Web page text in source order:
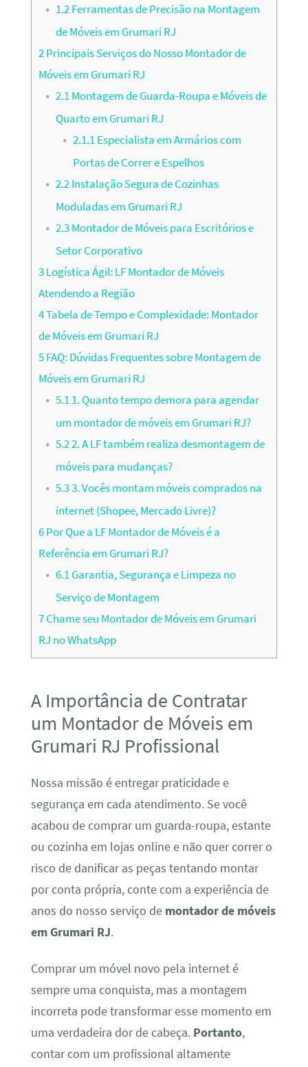
1.2Ferramentas de Precisão na Montagem
de Móveis em Grumari RJ
2Principais Serviços do Nosso Montador de
Móveis em Grumari RJ
2.1Montagem de Guarda-Roupa e Móveis de
Quarto em Grumari RJ
2.1.1Especialista em Armários com
Portas de Correr e Espelhos
2.2Instalação Segura de Cozinhas
Moduladas em Grumari RJ
2.3Montador de Móveis para Escritórios e
Setor Corporativo
3Logística Ágil: LF Montador de Móveis
Atendendo a Região
4Tabela de Tempo e Complexidade: Montador
de Móveis em Grumari RJ
5FAQ: Dúvidas Frequentes sobre Montagem de
Móveis em Grumari RJ
5.11. Quanto tempo demora para agendar
um montador de móveis em Grumari RJ?
5.22. A LF também realiza desmontagem de
móveis para mudanças?
5.33. Vocês montam móveis comprados na
internet (Shopee, Mercado Livre)?
6Por Que a LF Montador de Móveis é a
Referência em Grumari RJ?
6.1Garantia, Segurança e Limpeza no
Serviço de Montagem
7Chame seu Montador de Móveis em Grumari
RJ no WhatsApp
A Importância de Contratar
um Montador de Móveis em
Grumari RJ Profissional
Nossa missão é entregar praticidade e
segurança em cada atendimento. Se você
acabou de comprar um guarda-roupa, estante
ou cozinha em lojas online e não quer correr o
risco de danificar as peças tentando montar
por conta própria, conte com a experiência de
anos do nosso serviço de montador de móveis
em Grumari RJ.
Comprar um móvel novo pela internet é
sempre uma conquista, mas a montagem
incorreta pode transformar esse momento em
uma verdadeira dor de cabeça. Portanto,
contar com um profissional altamente